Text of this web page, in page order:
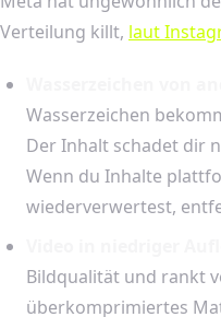
Verteilung killt, laut
Wasserzeichen
Der Inhalt schadet dir
Wenn du Inhalte
wiederverwertest,
Bildqualität und rankt
überkomprimiertes